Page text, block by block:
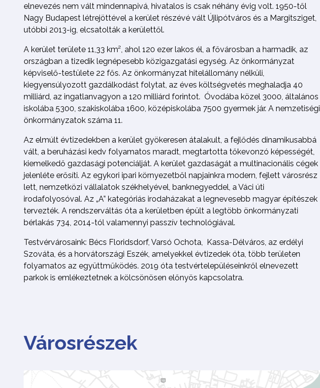
elnevezés nem vált mindennapivá, hivatalos is csak néhány évig volt. 1950-től
Nagy Budapest létrejöttével a kerület részévé vált Újlipótváros és a Margitsziget,
utóbbi 2013-ig, elcsatolták a kerülettől.
A kerület területe 11,33 km², ahol 120 ezer lakos él, a fővárosban a harmadik, az
országban a tizedik legnépesebb közigazgatási egység. Az önkormányzat
képviselő-testülete 22 fős. Az önkormányzat hitelállomány nélküli,
kiegyensúlyozott gazdálkodást folytat, az éves költségvetés meghaladja 40
milliárd, az ingatlanvagyon a 120 milliárd forintot. Óvodába közel 3000, általános
iskolába 5300, szakiskolába 1600, középiskolába 7500 gyermek jár. A nemzetiségi
önkormányzatok száma 11.
Az elmúlt évtizedekben a kerület gyökeresen átalakult, a fejlődés dinamikusabbá
vált, a beruházási kedv folyamatos maradt, megtartotta tőkevonzó képességét,
kiemelkedő gazdasági potenciálját. A kerület gazdaságát a multinacionális cégek
jelenléte erősíti. Az egykori ipari környezetből napjainkra modern, fejlett városrész
lett, nemzetközi vállalatok székhelyével, banknegyeddel, a Váci úti
irodafolyosóval. Az „A” kategóriás irodaházakat a legnevesebb magyar építészek
tervezték. A rendszerváltás óta a kerületben épült a legtöbb önkormányzati
bérlakás 734, 2014-tól valamennyi passzív technológiával.
Testvérvárosaink: Bécs Floridsdorf, Varsó Ochota, Kassa-Délváros, az erdélyi
Szováta, és a horvátországi Eszék, amelyekkel évtizedek óta, több területen
folyamatos az együttműködés. 2019 óta testvértelepüléseinkről elnevezett
parkok is emlékeztetnek a kölcsönösen előnyös kapcsolatra.
Városrészek